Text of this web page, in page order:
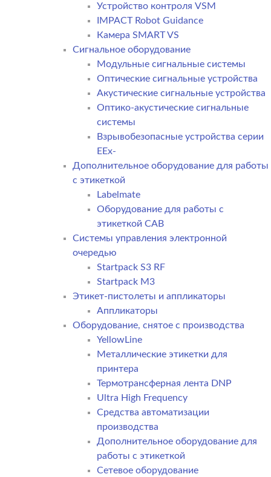
Устройство контроля VSM
IMPACT Robot Guidance
Камера SMART VS
Cигнальное оборудование
Модульные сигнальные системы
Оптические сигнальные устройства
Акустические сигнальные устройства
Оптико-акустические сигнальные
системы
Взрывобезопасные устройства серии
EEx-
Дополнительное оборудование для работы
с этикеткой
Labelmate
Оборудование для работы с
этикеткой CAB
Системы управления электронной
очередью
Startpack S3 RF
Startpack M3
Этикет-пистолеты и аппликаторы
Аппликаторы
Оборудование, снятое с производства
YellowLine
Металлические этикетки для
принтера
Термотрансферная лента DNP
Ultra High Frequency
Средства автоматизации
производства
Дополнительное оборудование для
работы с этикеткой
Сетевое оборудование